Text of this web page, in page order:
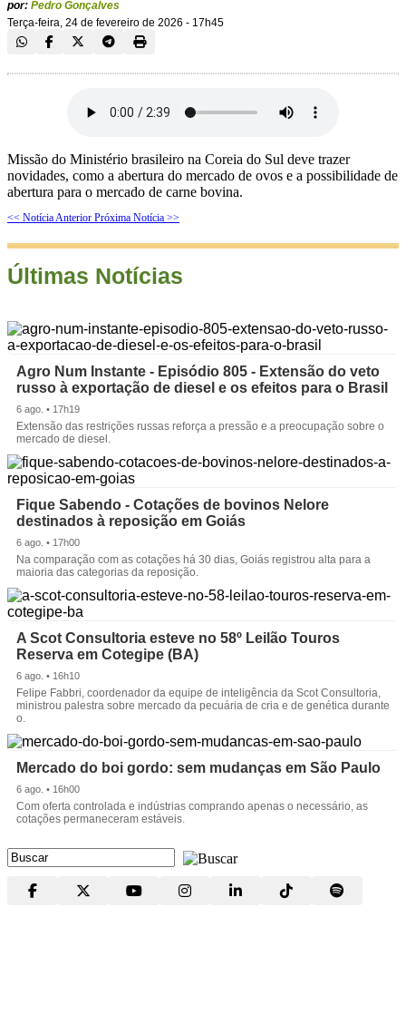
por: Pedro Gonçalves
Terça-feira, 24 de fevereiro de 2026 - 17h45
Missão do Ministério brasileiro na Coreia do Sul deve trazer
novidades, como a abertura do mercado de ovos e a possibilidade de
abertura para o mercado de carne bovina.
<< Notícia Anterior Próxima Notícia >>
Últimas Notícias
Agro Num Instante - Episódio 805 - Extensão do veto
russo à exportação de diesel e os efeitos para o Brasil
6 ago. • 17h19
Extensão das restrições russas reforça a pressão e a preocupação sobre o
mercado de diesel.
Fique Sabendo - Cotações de bovinos Nelore
destinados à reposição em Goiás
6 ago. • 17h00
Na comparação com as cotações há 30 dias, Goiás registrou alta para a
maioria das categorias da reposição.
A Scot Consultoria esteve no 58º Leilão Touros
Reserva em Cotegipe (BA)
6 ago. • 16h10
Felipe Fabbri, coordenador da equipe de inteligência da Scot Consultoria,
ministrou palestra sobre mercado da pecuária de cria e de genética durante
o.
Mercado do boi gordo: sem mudanças em São Paulo
6 ago. • 16h00
Com oferta controlada e indústrias comprando apenas o necessário, as
cotações permaneceram estáveis.